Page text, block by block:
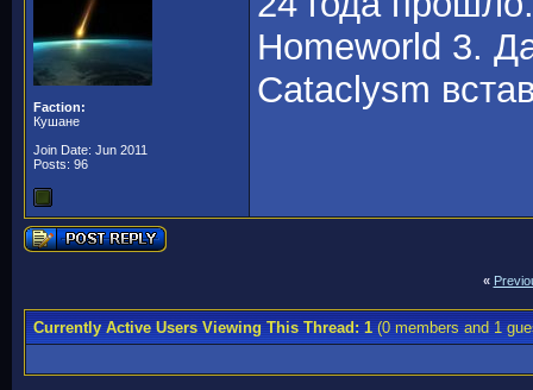
Faction:
Кушане
Join Date: Jun 2011
Posts: 96
Homeworld 3.
Cataclysm
«
Currently Active Users Viewing This Thread: 1(0 members and 1